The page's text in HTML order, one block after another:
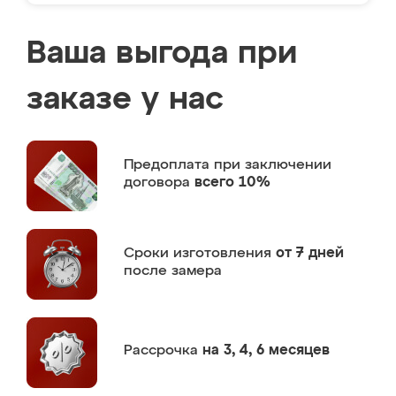
Ваша выгода при
заказе у нас
Предоплата при заключении
договора всего 10%
Сроки изготовления от 7 дней
после замера
Рассрочка на 3, 4, 6 месяцев